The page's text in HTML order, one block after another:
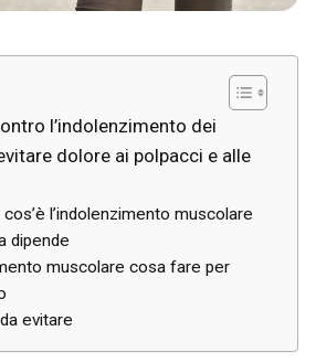
l’indolenzimento dei
dolore ai polpacci e alle
l’indolenzimento muscolare
dipende
muscolare cosa fare per
evitare